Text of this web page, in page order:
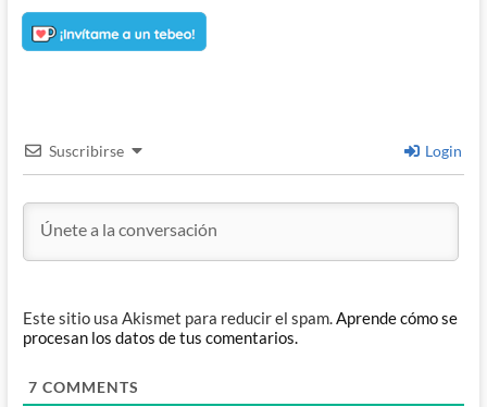
Suscribirse Login
Este sitio usa Akismet para reducir el spam.Aprende cómo se
procesan los datos de tus comentarios.
7 COMMENTS